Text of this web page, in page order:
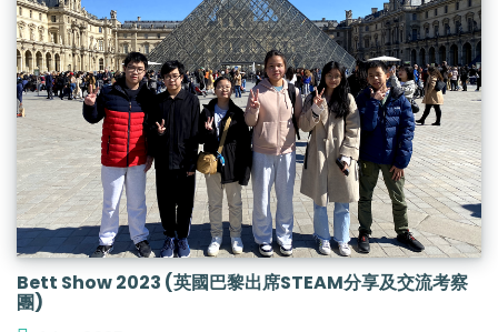
Bett Show 2023 (英國巴黎出席STEAM分享及交流考察
團)